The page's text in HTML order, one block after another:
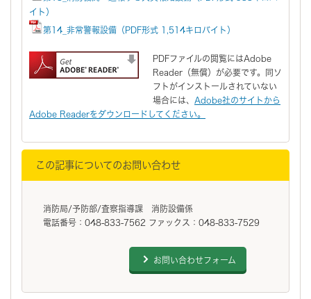
イト）
第14_非常警報設備（PDF形式 1,514キロバイト）
PDFファイルの閲覧にはAdobe
Reader（無償）が必要です。同ソ
フトがインストールされていない
場合には、 Adobe社のサイトから
Adobe Readerをダウンロードしてください。
この記事についてのお問い合わせ
消防局/予防部/査察指導課 消防設備係
電話番号：048-833-7562 ファックス：048-833-7529
お問い合わせフォーム